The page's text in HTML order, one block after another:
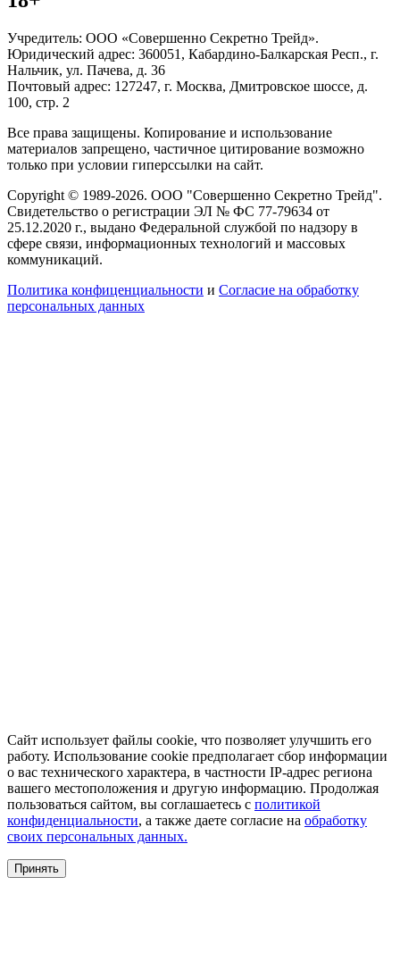
Учредитель: ООО «Совершенно Секретно Трейд».
Юридический адрес: 360051, Кабардино-Балкарская Респ., г.
Нальчик, ул. Пачева, д. 36
Почтовый адрес: 127247, г. Москва, Дмитровское шоссе, д.
100, стр. 2
Все права защищены. Копирование и использование
материалов запрещено, частичное цитирование возможно
только при условии гиперссылки на сайт.
Copyright © 1989-2026. ООО "Совершенно Секретно Трейд".
Свидетельство о регистрации ЭЛ № ФС 77-79634 от
25.12.2020 г., выдано Федеральной службой по надзору в
сфере связи, информационных технологий и массовых
коммуникаций.
Политика конфиценциальности и Согласие на обработку
персональных данных
Сайт использует файлы cookie, что позволяет улучшить его
работу. Использование cookie предполагает сбор информации
о вас технического характера, в частности IP-адрес региона
вашего местоположения и другую информацию. Продолжая
пользоваться сайтом, вы соглашаетесь с политикой
конфиденциальности, а также даете согласие на обработку
своих персональных данных.
Принять